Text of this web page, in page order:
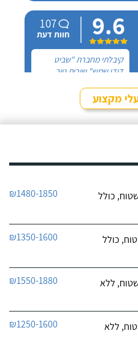
עבודה נקייה ומסודרת.
9.6
107
חוות דעת
קיבלתי מחברת "שביט
דודי שמש" שירות טוב,
אותם לא מזמן, כשהתפוצץ
לי הדוד שמש של הדירה.
עכשיו
מקצוע
על גג שטוח, כולל
₪1480-1850
גג שטוח, כולל
₪1350-1600
על גג שטוח, ללא
₪1550-1880
גג שטוח, ללא
₪1250-1600